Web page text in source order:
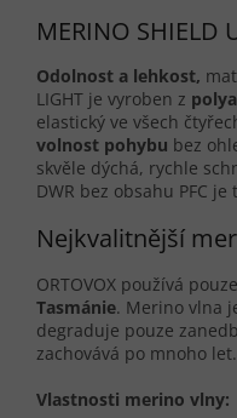
MERINO SHIELD
Odolnost a lehkost,
LIGHT je vyroben z
elastický ve všech
volnost pohybu bez
skvěle dýchá, rychle
DWR bez obsahu PFC je
Nejkvalitnější
ORTOVOX používá
Tasmánie. Merino vlna
degraduje pouze
zachovává po mnoho let.
Vlastnosti merino vlny: